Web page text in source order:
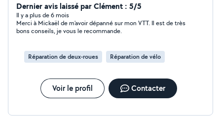
bricolage montage de petit meuble ou autres
Dernier avis laissé par Clément : 5/5
Il y a plus de 6 mois
Merci à Mickaël de m'avoir dépanné sur mon VTT. Il est de très
bons conseils, je vous le recommande.
Réparation de deux-roues Réparation de vélo
Voir le profil Contacter